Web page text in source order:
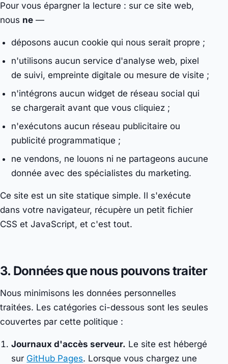
Pour vous épargner la lecture : sur ce site web,
nous ne —
déposons aucun cookie qui nous serait propre ;
n'utilisons aucun service d'analyse web, pixel
de suivi, empreinte digitale ou mesure de visite ;
n'intégrons aucun widget de réseau social qui
se chargerait avant que vous cliquiez ;
n'exécutons aucun réseau publicitaire ou
publicité programmatique ;
ne vendons, ne louons ni ne partageons aucune
donnée avec des spécialistes du marketing.
Ce site est un site statique simple. Il s'exécute
dans votre navigateur, récupère un petit fichier
CSS et JavaScript, et c'est tout.
3. Données que nous pouvons traiter
Nous minimisons les données personnelles
traitées. Les catégories ci-dessous sont les seules
couvertes par cette politique :
Journaux d'accès serveur. Le site est hébergé
sur GitHub Pages. Lorsque vous chargez une